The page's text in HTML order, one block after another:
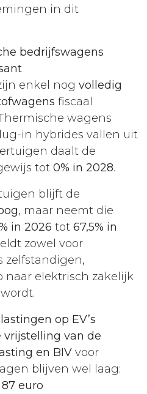
in dit
bedrijfswagens
enkel nog volledig
fiscaal
wagens
in hybrides vallen uit
daalt de
tot 0% in 2028.
blijft de
, maar neemt die
in 2026 tot 67,5% in
zowel voor
zelfstandigen,
naar elektrisch zakelijk
op EV’s
vrijstelling van de
en BIV voor
blijven wel laag:
euro